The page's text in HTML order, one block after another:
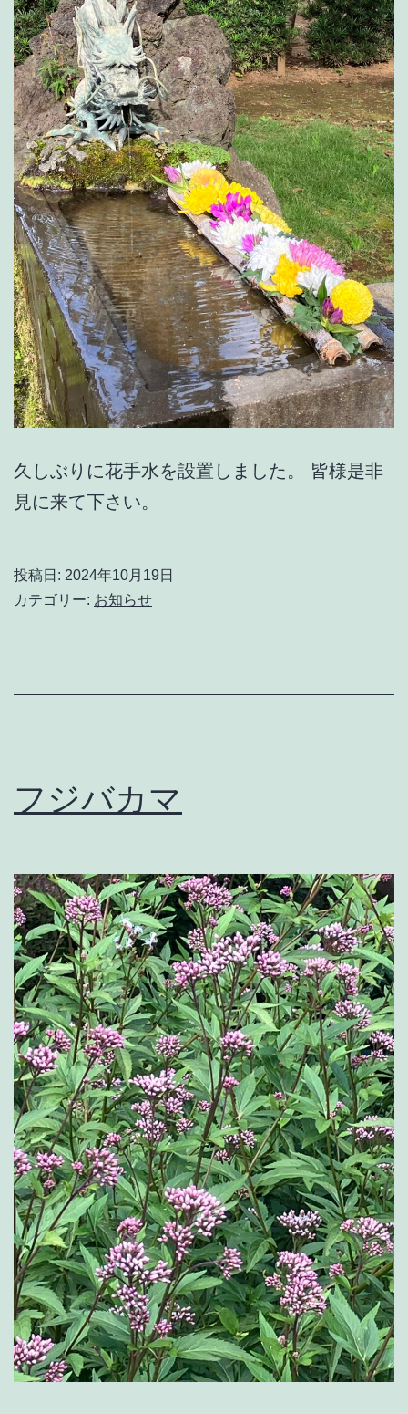
久しぶりに花手水を設置しました。 皆様是非
見に来て下さい。
投稿日: 2024年10月19日
カテゴリー: お知らせ
フジバカマ